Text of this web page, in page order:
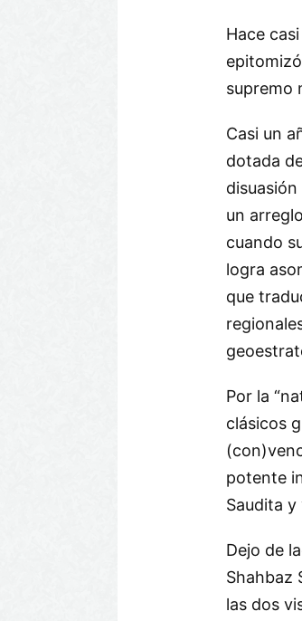
Hace
supremo
Casi un
dotada
disuasión
un
cuando
logra
que
Por la
clásicos
potente
Saudita
Dejo de
Shahbaz
las dos